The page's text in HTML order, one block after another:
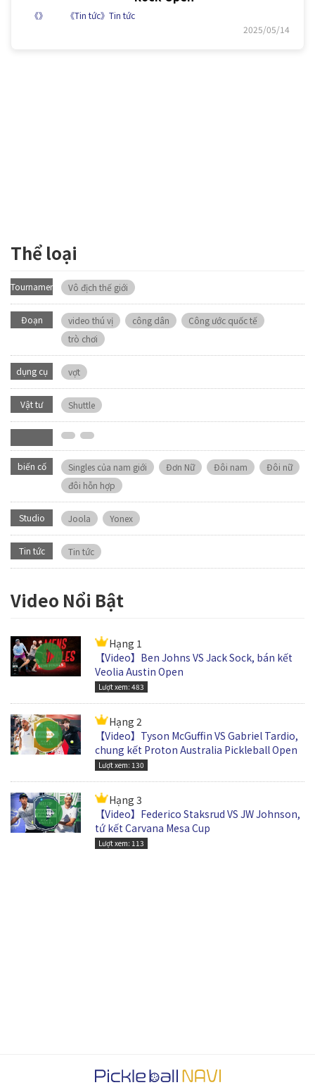
《》
《Tin tức》Tin tức
2025/05/14
Thể loại
Tournament Vô địch thế giới
Đoạn
video thú vị công dân
Công ước quốc tế
trò chơi
dụng cụ vợt
Vật tư Shuttle
biến cố Singles của nam giới Đơn Nữ Đôi nam
Đôi nữ
đôi hỗn hợp
Studio Joola Yonex
Tin tức Tin tức
Video Nổi Bật
Hạng 1
【Video】Ben Johns VS Jack Sock, bán kết
Veolia Austin Open
Lượt xem: 483
Hạng 2
【Video】Tyson McGuffin VS Gabriel Tardio,
chung kết Proton Australia Pickleball Open
Lượt xem: 130
Hạng 3
【Video】Federico Staksrud VS JW Johnson,
tứ kết Carvana Mesa Cup
Lượt xem: 113